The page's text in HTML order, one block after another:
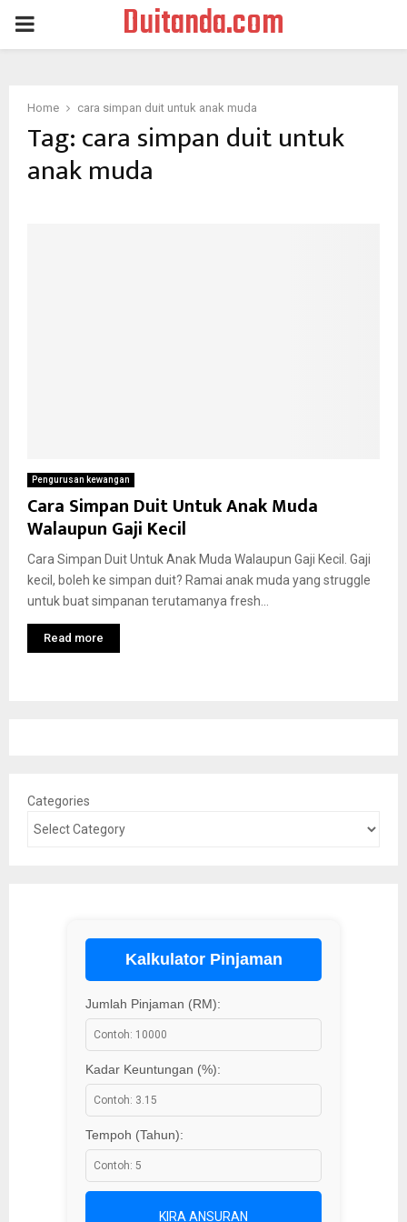
PRIMARY
Duitanda.com
Home cara simpan duit untuk anak muda
Tag:cara simpan duit untuk
anak muda
Pengurusan kewangan
Cara Simpan Duit Untuk Anak Muda
Walaupun Gaji Kecil
Cara Simpan Duit Untuk Anak Muda Walaupun Gaji Kecil. Gaji
kecil, boleh ke simpan duit? Ramai anak muda yang struggle
untuk buat simpanan terutamanya fresh...
Read more
Categories
Kalkulator Pinjaman
Jumlah Pinjaman (RM):
Kadar Keuntungan (%):
Tempoh (Tahun):
KIRA ANSURAN